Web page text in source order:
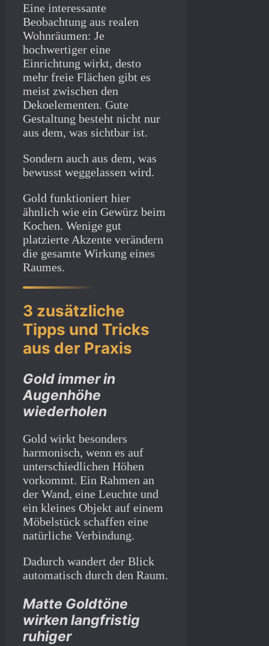
Eine interessante
Beobachtung aus realen
Wohnräumen: Je
hochwertiger eine
Einrichtung wirkt, desto
mehr freie Flächen gibt es
meist zwischen den
Dekoelementen. Gute
Gestaltung besteht nicht nur
aus dem, was sichtbar ist.
Sondern auch aus dem, was
bewusst weggelassen wird.
Gold funktioniert hier
ähnlich wie ein Gewürz beim
Kochen. Wenige gut
platzierte Akzente verändern
die gesamte Wirkung eines
Raumes.
3 zusätzliche
Tipps und Tricks
aus der Praxis
Gold immer in
Augenhöhe
wiederholen
Gold wirkt besonders
harmonisch, wenn es auf
unterschiedlichen Höhen
vorkommt. Ein Rahmen an
der Wand, eine Leuchte und
ein kleines Objekt auf einem
Möbelstück schaffen eine
natürliche Verbindung.
Dadurch wandert der Blick
automatisch durch den Raum.
Matte Goldtöne
wirken langfristig
ruhiger